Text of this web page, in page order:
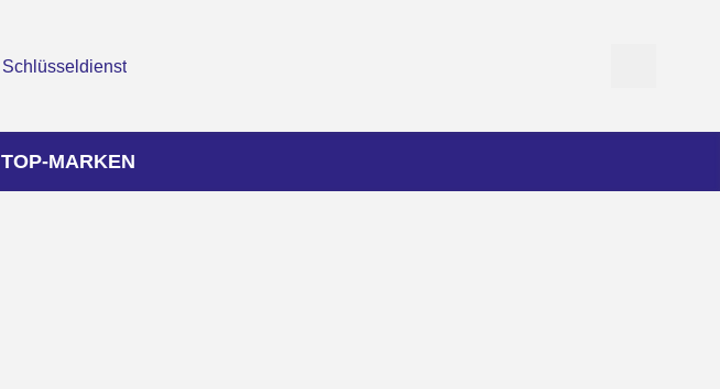
Schlüsseldienst
TOP-MARKEN